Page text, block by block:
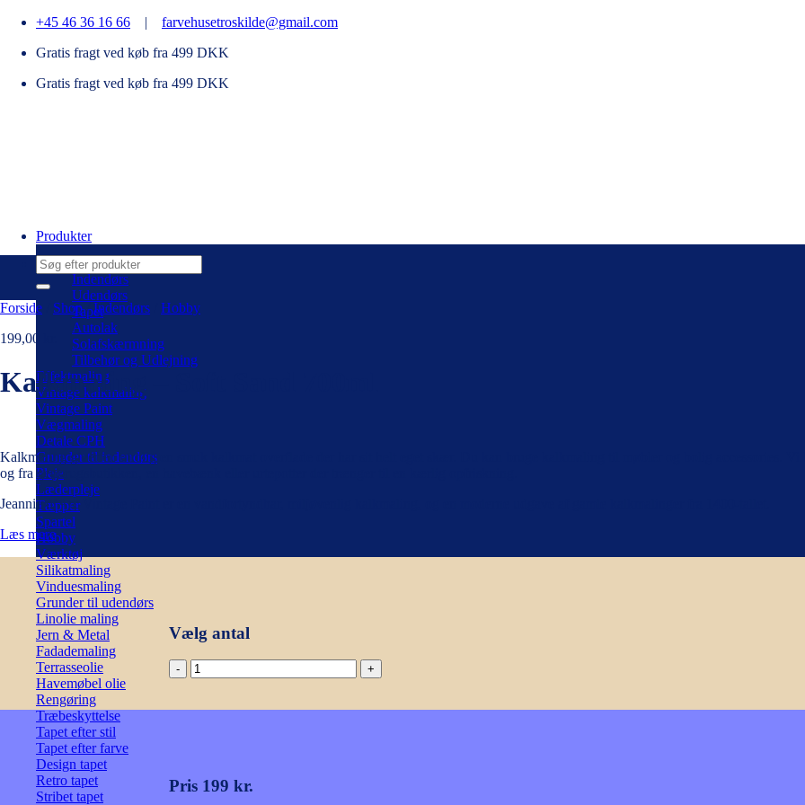
Fortsæt
indhold
+45 46 36 16 66 | farvehusetroskilde@gmail.com
Gratis fragt ved køb fra 499 DKK
Gratis fragt ved køb fra 499 DKK
Produkter
Indendørs
Udendørs
Tapet
Autolak
Solafskærmning
Tilbehør og Udlejning
Effektmaling
Vintage kalkmaling
Vintage Paint
Vægmaling
Detale CPH
Grunder til indendørs
Pleje
Læderpleje
Tæpper
Spartel
Hobby
Værktøj
Silikatmaling
Vinduesmaling
Grunder til udendørs
Linolie maling
Jern & Metal
Fadademaling
Terrasseolie
Havemøbel olie
Rengøring
Træbeskyttelse
Tapet efter stil
Tapet efter farve
Design tapet
Retro tapet
Stribet tapet
Søg
efter:
Forside
Shop / Indendørs
Hobby
199,00
Kalkmaling – Soft Sand 700ml
Kalkmaling giver en utrolig en smuk kalkmat overflade der har sit helt eget skær. Du kan bruge kalkmaling til møbler og bolig accessories.
og fra genbrugsbutikken, en havebænk eller urtepotter der trænger til en kærlig opfriskning.
Jeannie d’Arc Vintage Paint er en vandfortyndbar, miljøvenlig kalkmaling, og en moderne udgave af gamle kalkmalinger fra 1400-tallet.
Læs mere
Vælg antal
Kalkmaling
-
Sand
Pris 199 kr.